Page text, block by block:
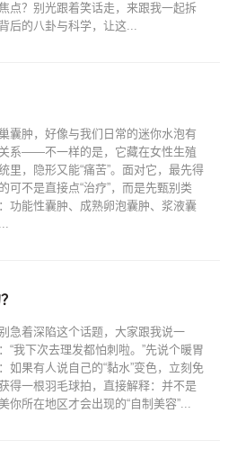
点？别光跟着笑话走，来跟我一起拆
后的八卦与科学，让这...
囊肿，好像与我们日常的迷你水泡有
系——不一样的是，它藏在女性生殖
里，隐形又能“痛苦”。面对它，最先得
可不是直接点“治疗”，而是先甄别类
功能性囊肿、成熟卵泡囊肿、浆液囊
急着深陷这个话题，大家跟我说一
“我下次去理发都怕刺啦。”先说个暖胃
如果有人说自己的“黏水”变色，立刻免
得一根羽毛球拍，直接解释：并不是
你所在地区才会出现的“自制美容”...